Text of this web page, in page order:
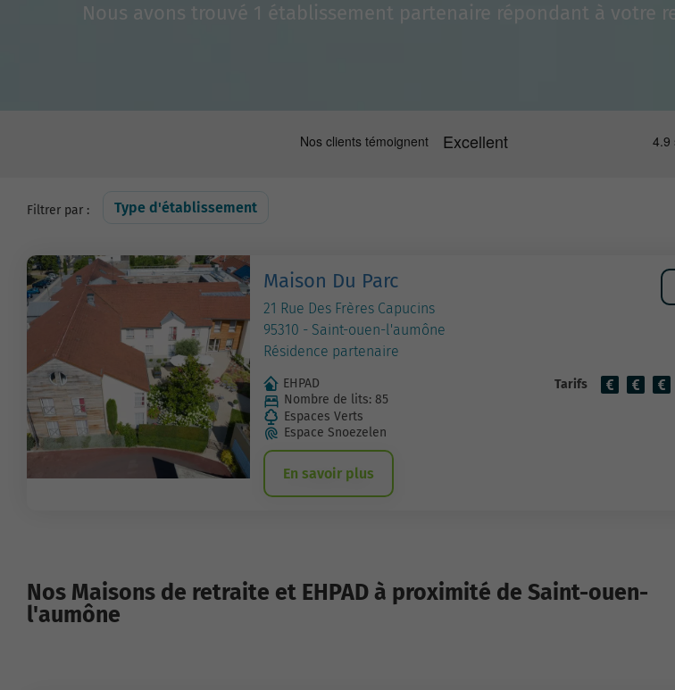
Nous avons trouvé 1 établissement partenaire répondant à votre
Filtrer par : Type d'établissement
Maison Du Parc
21 Rue Des Frères Capucins
95310 - Saint-ouen-l'aumône
Résidence partenaire
EHPAD
Nombre de lits: 85
Espaces Verts
Espace Snoezelen
Tarifs
En savoir plus
Nos Maisons de retraite et EHPAD à proximité de Saint-ouen-
l'aumône